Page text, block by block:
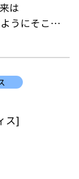
は
うにそこに
ドショップを
ショナルブ
ーシブモデ
ンチやマー
ャーを世界
ス]